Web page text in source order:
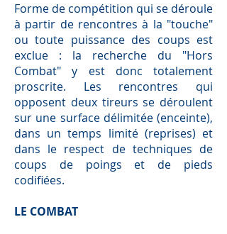
Forme de compétition qui se déroule
à partir de rencontres à la "touche"
ou toute puissance des coups est
exclue : la recherche du "Hors
Combat" y est donc totalement
proscrite. Les rencontres qui
opposent deux tireurs se déroulent
sur une surface délimitée (enceinte),
dans un temps limité (reprises) et
dans le respect de techniques de
coups de poings et de pieds
codifiées.
LE COMBAT